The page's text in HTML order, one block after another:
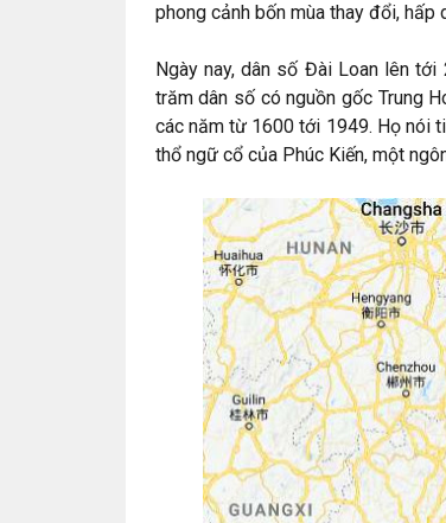
phong cảnh bốn mùa thay đổi, hấp
Ngày nay, dân số Đài Loan lên
trăm dân số có nguồn gốc Trung
các năm từ 1600 tới 1949. Họ nói
thổ ngữ cổ của Phúc Kiến, một